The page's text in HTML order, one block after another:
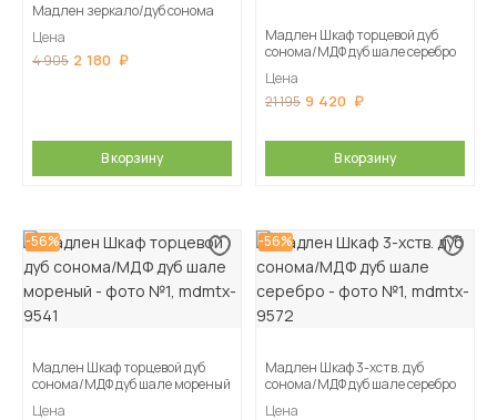
Мадлен зеркало/дуб сонома
Цена
4 905 2 180
В корзину
Мадлен Шкаф торцевой дуб
сонома/МДФ дуб шале серебро
Цена
21 195 9 420
В корзину
-56%
Мадлен Шкаф торцевой дуб
сонома/МДФ дуб шале мореный
Цена
-56%
Мадлен Шкаф 3-хств. дуб
сонома/МДФ дуб шале серебро
Цена